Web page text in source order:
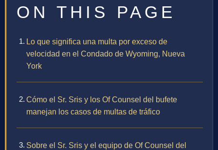
ON THIS PAGE
Lo que significa una multa por exceso de
velocidad en el Condado de Wyoming, Nueva
York
Cómo el Sr. Sris y los Of Counsel del bufete
manejan los casos de multas de tráfico
Sobre el Sr. Sris y el equipo de Of Counsel del